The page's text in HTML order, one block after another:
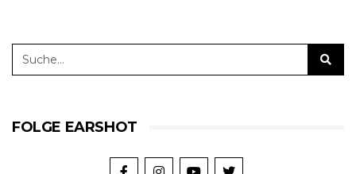
FOLGE EARSHOT